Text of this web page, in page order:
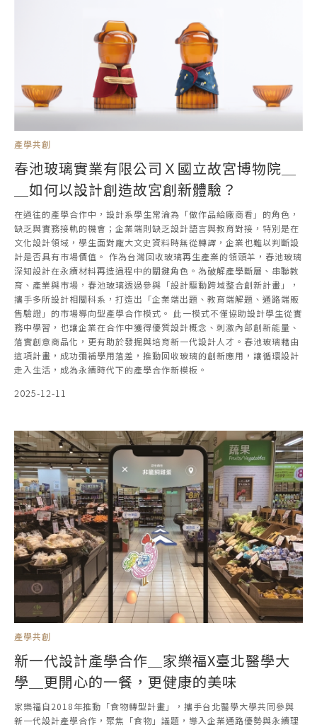
產學共創
春池玻璃實業有限公司Ｘ國立故宮博物院＿
＿如何以設計創造故宮創新體驗？
在過往的產學合作中，設計系學生常淪為「做作品給廠商看」的角色，
缺乏與實務接軌的機會；企業端則缺乏設計語言與教育對接，特別是在
文化設計領域，學生面對龐大文史資料時無從轉譯，企業也難以判斷設
計是否具有市場價值。 作為台灣回收玻璃再生產業的領頭羊，春池玻璃
深知設計在永續材料再造過程中的關鍵角色。為破解產學斷層、串聯教
育、產業與市場，春池玻璃透過參與「設計驅動跨域整合創新計畫」，
攜手多所設計相關科系，打造出「企業端出題、教育端解題、通路端販
售驗證」的市場導向型產學合作模式。 此一模式不僅協助設計學生從實
務中學習，也讓企業在合作中獲得優質設計概念、刺激內部創新能量、
落實創意商品化，更有助於發掘與培育新一代設計人才。春池玻璃藉由
這項計畫，成功彌補學用落差，推動回收玻璃的創新應用，讓循環設計
走入生活，成為永續時代下的產學合作新模板。
2025-12-11
產學共創
新一代設計產學合作＿家樂福X臺北醫學大
學＿更開心的一餐，更健康的美味
家樂福自2018年推動「食物轉型計畫」，攜手台北醫學大學共同參與
新一代設計產學合作，聚焦「食物」議題，導入企業通路優勢與永續理